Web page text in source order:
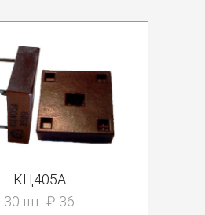
КЦ405А
30 шт. ₽ 36